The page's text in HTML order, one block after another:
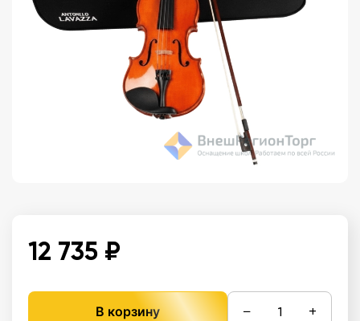
12 735 ₽
В корзину − +